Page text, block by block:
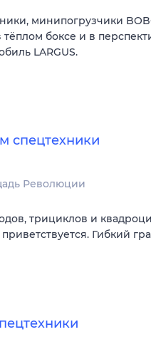
минипогрузчики
тёплом боксе и в
LARGUS.
спецтехники
Революции
трициклов и
Гибкий